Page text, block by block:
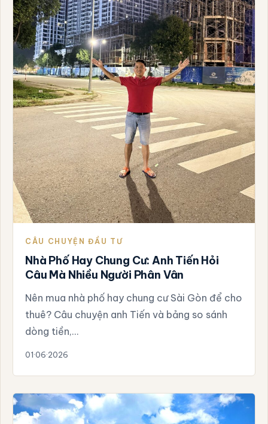
CÂU CHUYỆN ĐẦU TƯ
Nhà Phố Hay Chung Cư: Anh Tiến Hỏi
Câu Mà Nhiều Người Phân Vân
Nên mua nhà phố hay chung cư Sài Gòn để cho
thuê? Câu chuyện anh Tiến và bảng so sánh
dòng tiền,…
01·06·2026